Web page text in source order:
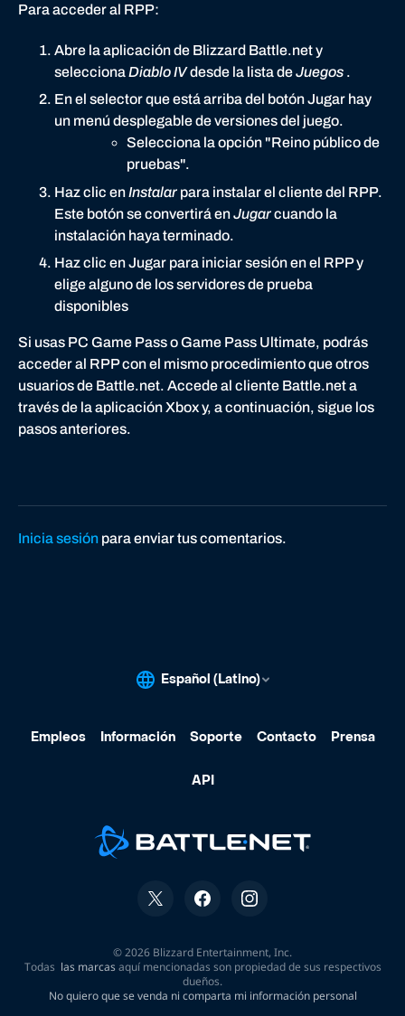
Para acceder al RPP:
Abre la aplicación de Blizzard Battle.net y
seleccionaDiablo IVdesde la lista deJuegos .
En el selector que está arriba del botón Jugar hay
un menú desplegable de versiones del juego.
Selecciona la opción "Reino público de
pruebas".
Haz clic enInstalar para instalar el cliente del RPP.
Este botón se convertirá enJugarcuando la
instalación haya terminado.
Haz clic en Jugar para iniciar sesión en el RPP y
elige alguno de los servidores de prueba
disponibles
Si usas PC Game Pass o Game Pass Ultimate, podrás
acceder al RPP con el mismo procedimiento que otros
usuarios de Battle.net. Accede al cliente Battle.net a
través de la aplicación Xbox y, a continuación, sigue los
pasos anteriores.
Inicia sesión para enviar tus comentarios.